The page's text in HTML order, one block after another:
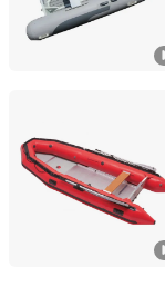
Shandong Rebo
Shandong,